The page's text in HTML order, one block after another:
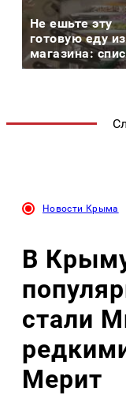
Не ешьте эту
готовую еду из
магазина:
Новости Крыма
В
стали
Мерит